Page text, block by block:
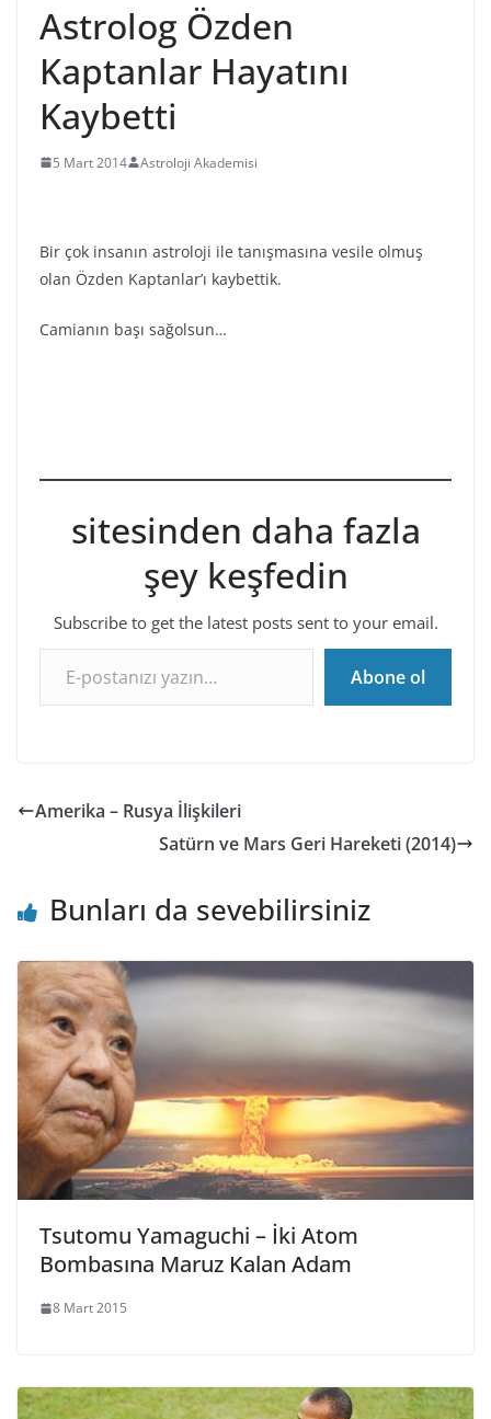
Astrolog Özden
Kaptanlar Hayatını
Kaybetti
5 Mart 2014 Astroloji Akademisi
Bir çok insanın astroloji ile tanışmasına vesile olmuş
olan Özden Kaptanlar’ı kaybettik.
Camianın başı sağolsun…
sitesinden daha fazla
şey keşfedin
Subscribe to get the latest posts sent to your email.
E-postanızı yazın…
Abone ol
Amerika – Rusya İlişkileri
Satürn ve Mars Geri Hareketi (2014)
Bunları da sevebilirsiniz
Tsutomu Yamaguchi – İki Atom
Bombasına Maruz Kalan Adam
8 Mart 2015